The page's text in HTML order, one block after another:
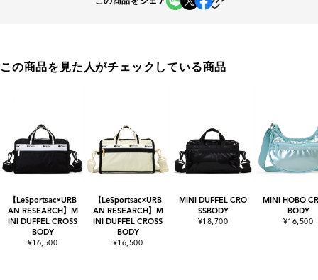
この商品を見た人がチェックしている商品
【LeSportsac×URB
AN RESEARCH】M
INI DUFFEL CROSS
BODY
¥16,500
【LeSportsac×URB
AN RESEARCH】M
INI DUFFEL CROSS
BODY
¥16,500
MINI DUFFEL CRO
SSBODY
¥18,700
MINI HOBO
BODY
¥16,500